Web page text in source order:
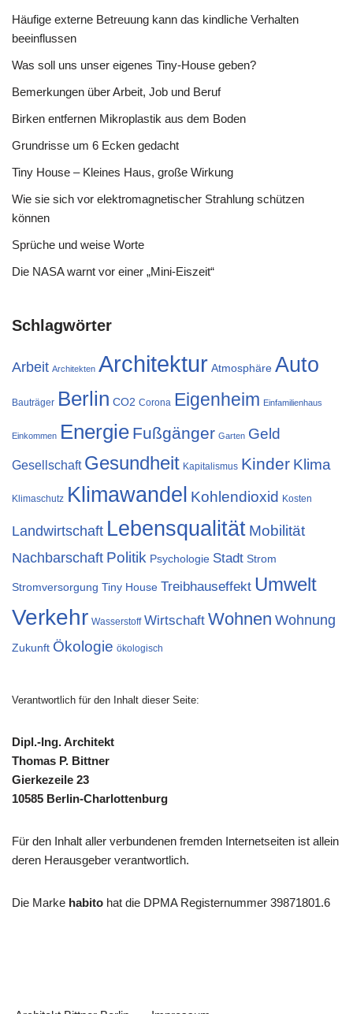
Häufige externe Betreuung kann das kindliche Verhalten
beeinflussen
Was soll uns unser eigenes Tiny-House geben?
Bemerkungen über Arbeit, Job und Beruf
Birken entfernen Mikroplastik aus dem Boden
Grundrisse um 6 Ecken gedacht
Tiny House – Kleines Haus, große Wirkung
Wie sie sich vor elektromagnetischer Strahlung schützen
können
Sprüche und weise Worte
Die NASA warnt vor einer „Mini-Eiszeit“
Schlagwörter
Arbeit Architekten Architektur Atmosphäre Auto
Bauträger Berlin CO2 Corona Eigenheim Einfamilienhaus
Einkommen Energie Fußgänger Garten Geld
Gesellschaft Gesundheit Kapitalismus Kinder Klima
Klimaschutz Klimawandel Kohlendioxid Kosten
Landwirtschaft Lebensqualität Mobilität
Nachbarschaft Politik Psychologie Stadt Strom
Stromversorgung Tiny House Treibhauseffekt Umwelt
Verkehr Wasserstoff Wirtschaft Wohnen Wohnung
Zukunft Ökologie ökologisch
Verantwortlich für den Inhalt dieser Seite:
Dipl.-Ing. Architekt
Thomas P. Bittner
Gierkezeile 23
10585 Berlin-Charlottenburg
Für den Inhalt aller verbundenen fremden Internetseiten ist allein
deren Herausgeber verantwortlich.
Die Marke habito hat die DPMA Registernummer 39871801.6